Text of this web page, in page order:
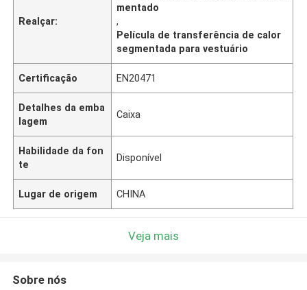
Realçar:
mentado
,
Película de transferência de calor
segmentada para vestuário
Certificação EN20471
Detalhes da emba
lagem
Caixa
Habilidade da fon
te
Disponível
Lugar de origem CHINA
Veja mais
Sobre nós